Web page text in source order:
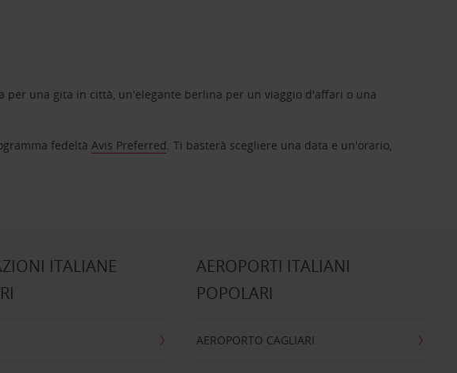
una gita in città, un'elegante berlina per un viaggio d'affari o una
fedeltàAvis Preferred. Ti basterà scegliere una data e un'orario,
ITALIANE
AEROPORTI ITALIANI
POPOLARI
AEROPORTO CAGLIARI